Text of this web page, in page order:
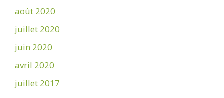
août 2020
juillet 2020
juin 2020
avril 2020
juillet 2017